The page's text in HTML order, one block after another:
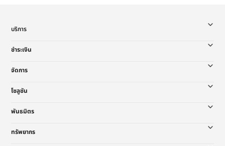
บริการ
ชำระเงิน
จัดการ
โซลูชัน
พันธมิตร
ทรัพยากร